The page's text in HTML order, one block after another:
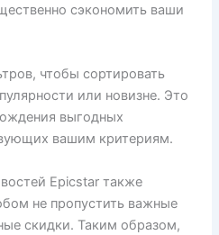
сэкономить ваши
чтобы сортировать
или новизне. Это
выгодных
вашим критериям.
Epicstar также
не пропустить важные
скидки. Таким образом,